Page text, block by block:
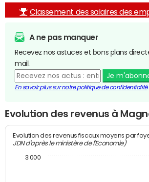
Classement des salaires des
A ne pas manquer
Recevez nos astuces et bons plans
mail.
Je
En savoir plus sur notre politique de confidentialité
Evolution des revenus à
Evolution des revenus fiscaux moyens par
JDN d'après le ministère de l'Economie)
3 000